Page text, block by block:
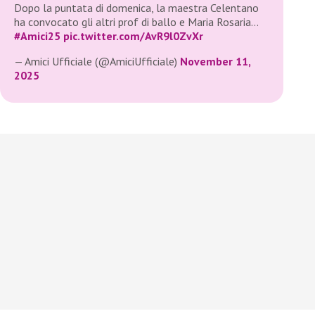
Dopo la puntata di domenica, la maestra Celentano
ha convocato gli altri prof di ballo e Maria Rosaria…
#Amici25 pic.twitter.com/AvR9l0ZvXr
— Amici Ufficiale (@AmiciUfficiale) November 11,
2025